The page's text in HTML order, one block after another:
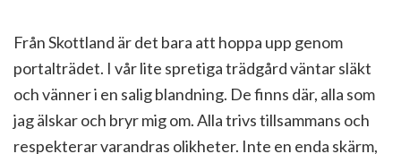
Från Skottland är det bara att hoppa upp genom
portalträdet. I vår lite spretiga trädgård väntar släkt
och vänner i en salig blandning. De finns där, alla som
jag älskar och bryr mig om. Alla trivs tillsammans och
respekterar varandras olikheter. Inte en enda skärm,